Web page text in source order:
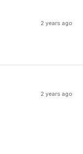
2 years ago
2 years ago